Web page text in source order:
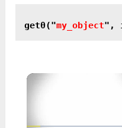
get0("my_object",